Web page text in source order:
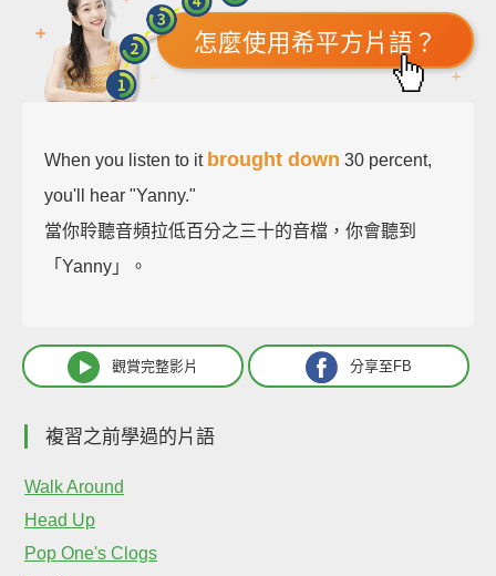
怎麼使用希平方片語？
When you listen to it brought down 30 percent,
you'll hear "Yanny."
當你聆聽音頻拉低百分之三十的音檔，你會聽到
「Yanny」。
觀賞完整影片 分享至FB
複習之前學過的片語
Walk Around
Head Up
Pop One's Clogs